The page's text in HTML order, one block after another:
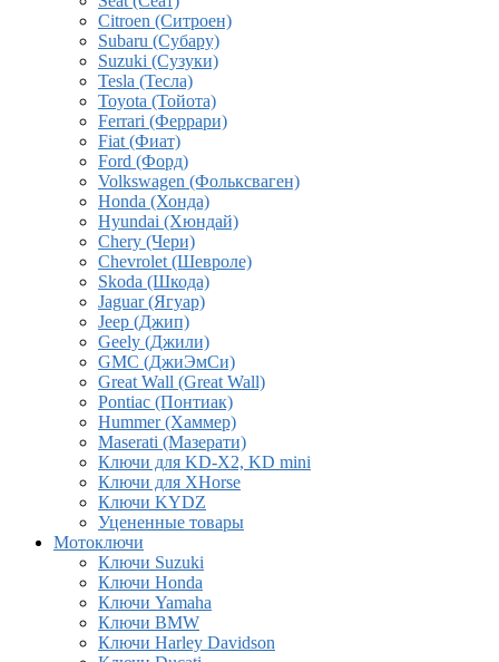
Citroen (Ситроен)
Subaru (Субару)
Suzuki (Сузуки)
Tesla (Тесла)
Toyota (Тойота)
Ferrari (Феррари)
Fiat (Фиат)
Ford (Форд)
Volkswagen (Фольксваген)
Honda (Хонда)
Hyundai (Хюндай)
Chery (Чери)
Chevrolet (Шевроле)
Skoda (Шкода)
Jaguar (Ягуар)
Jeep (Джип)
Geely (Джили)
GMC (ДжиЭмСи)
Great Wall (Great Wall)
Pontiac (Понтиак)
Hummer (Хаммер)
Maserati (Мазерати)
Ключи для KD-X2, KD mini
Ключи для XHorse
Ключи KYDZ
Уцененные товары
Мотоключи
Ключи Suzuki
Ключи Honda
Ключи Yamaha
Ключи BMW
Ключи Harley Davidson